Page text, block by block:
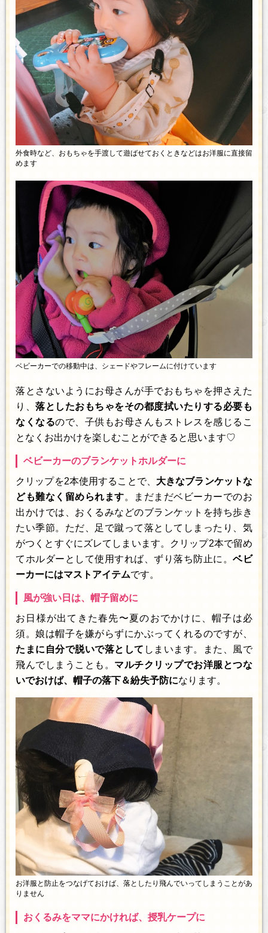
外食時など、おもちゃを手渡して遊ばせておくときなどはお洋服に直接留
めます
ベビーカーでの移動中は、シェードやフレームに付けています
落とさないようにお母さんが手でおもちゃを押さえた
り、落としたおもちゃをその都度拭いたりする必要も
なくなるので、子供もお母さんもストレスを感じるこ
となくお出かけを楽しむことができると思います♡
ベビーカーのブランケットホルダーに
クリップを2本使用することで、 大きなブランケットな
ども難なく留められます。まだまだベビーカーでのお
出かけでは、おくるみなどのブランケットを持ち歩き
たい季節。ただ、足で蹴って落としてしまったり、気
がつくとすぐにズレてしまいます。クリップ2本で留め
てホルダーとして使用すれば、ずり落ち防止に。ベビ
ーカーにはマストアイテムです。
風が強い日は、帽子留めに
お日様が出てきた春先〜夏のおでかけに、帽子は必
須。娘は帽子を嫌がらずにかぶってくれるのですが、
たまに自分で脱いで落として しまいます。また、風で
飛んでしまうことも。 マルチクリップでお洋服とつな
いでおけば、帽子の落下＆紛失予防になります。
お洋服と防止をつなげておけば、落としたり飛んでいってしまうことがあ
りません
おくるみをママにかければ、授乳ケープに